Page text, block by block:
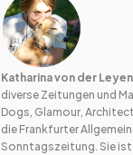
Katharina von der Leyen
diverse Zeitungen und
Dogs, Glamour,
die Frankfurter
Sonntagszeitung. Sie ist